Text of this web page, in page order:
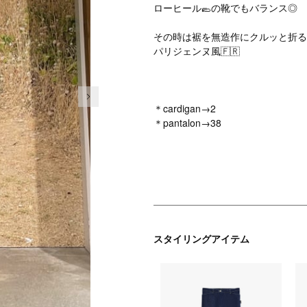
ローヒール🥿の靴でもバランス◎
その時は裾を無造作にクルッと折
パリジェンヌ風🇫🇷
＊cardigan→2
＊pantalon→38
スタイリングアイテム